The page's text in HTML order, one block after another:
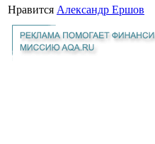
Нравится Александр Ершов